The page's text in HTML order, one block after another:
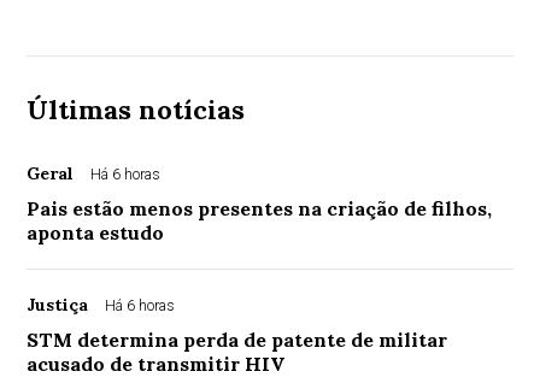
Últimas notícias
Geral Há 6 horas
Pais estão menos presentes na criação de filhos,
aponta estudo
Justiça Há 6 horas
STM determina perda de patente de militar
acusado de transmitir HIV